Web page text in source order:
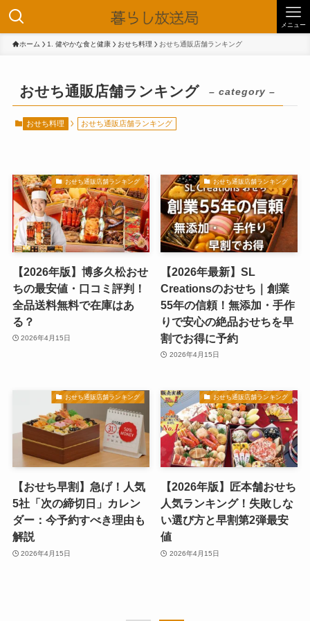
メニュー
ホーム 1. 健やかな食と健康 おせち料理 おせち通販店舗ランキング
おせち通販店舗ランキング – category –
おせち料理 おせち通販店舗ランキング
おせち通販店舗ランキング
【2026年版】博多久松おせ
ちの最安値・口コミ評判！
全品送料無料で在庫はあ
る？
2026年4月15日
おせち通販店舗ランキング
【2026年最新】SL
Creationsのおせち｜創業
55年の信頼！無添加・手作
りで安心の絶品おせちを早
割でお得に予約
2026年4月15日
おせち通販店舗ランキング
【おせち早割】急げ！人気
5社「次の締切日」カレン
ダー：今予約すべき理由も
解説
2026年4月15日
おせち通販店舗ランキング
【2026年版】匠本舗おせち
人気ランキング！失敗しな
い選び方と早割第2弾最安
値
2026年4月15日